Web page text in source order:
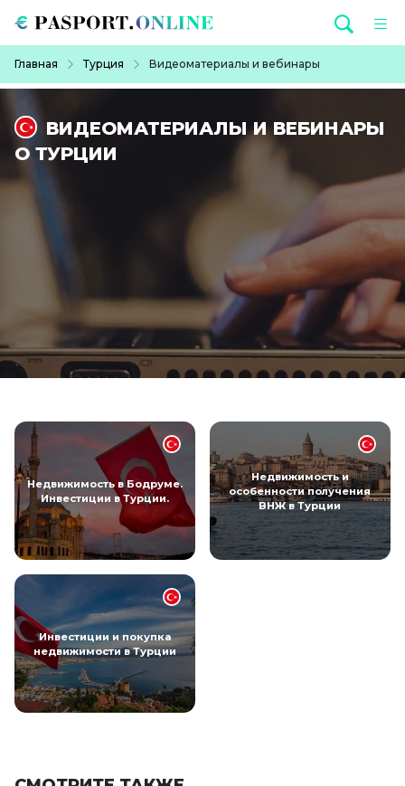
Главная Турция Видеоматериалы и вебинары
ВИДЕОМАТЕРИАЛЫ И ВЕБИНАРЫ
О ТУРЦИИ
Недвижимость в Бодруме.
Инвестиции в Турции.
Недвижимость и
особенности получения
ВНЖ в Турции
Инвестиции и покупка
недвижимости в Турции